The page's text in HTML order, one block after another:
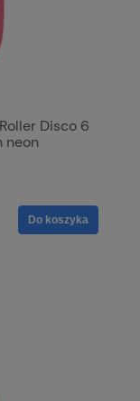
Disco 6
neon
Do koszyka